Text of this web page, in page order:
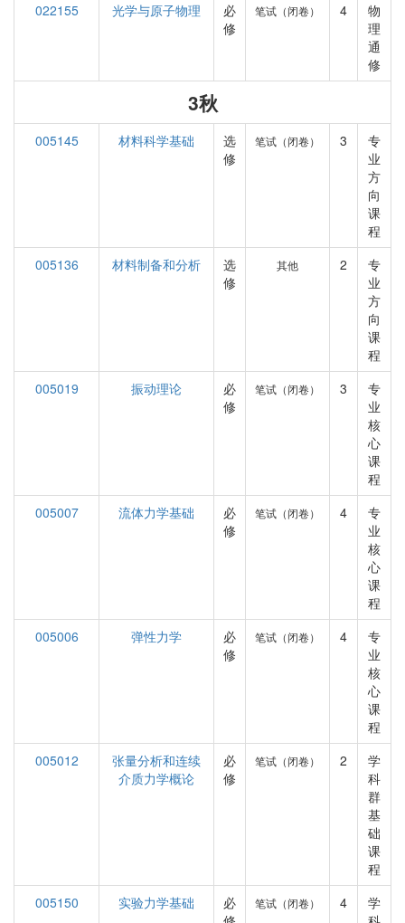
022155
光学与原子物理
必
修
笔试（闭卷） 4
物
理
通
修
3秋
005145 材料科学基础
选
修
笔试（闭卷） 3
专
业
方
向
课
程
005136
材料制备和分析
选
修
其他 2
专
业
方
向
课
程
005019
振动理论
必
修
笔试（闭卷） 3
专
业
核
心
课
程
005007
流体力学基础
必
修
笔试（闭卷） 4
专
业
核
心
课
程
005006
弹性力学
必
修
笔试（闭卷） 4
专
业
核
心
课
程
005012
张量分析和连续
介质力学概论
必
修
笔试（闭卷） 2
学
科
群
基
础
课
程
005150
实验力学基础
必
笔试（闭卷） 4
学